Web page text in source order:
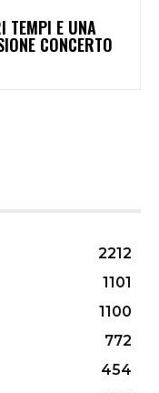
TEMPI E UNA
CONCERTO
2212
1101
1100
772
454